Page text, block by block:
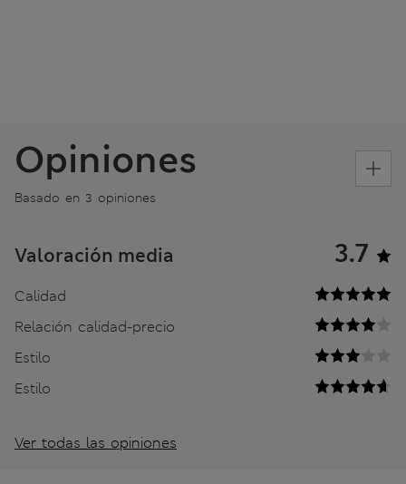
Opiniones
Basado en 3 opiniones
Valoración media 3.7
Calidad
Relación calidad-precio
Estilo
Estilo
Ver todas las opiniones